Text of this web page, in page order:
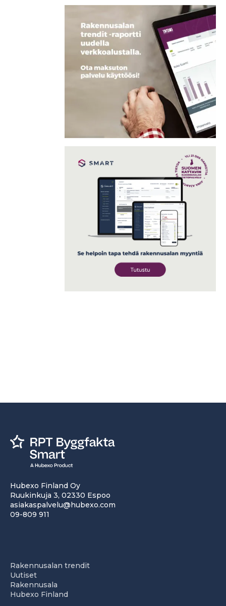
Hubexo Finland Oy
Ruukinkuja 3, 02330 Espoo
asiakaspalvelu@hubexo.com
09-809 911
Rakennusalan trendit
Uutiset
Rakennusala
Hubexo Finland